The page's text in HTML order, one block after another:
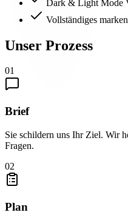
Dark & Light Mode
Vollständiges
Unser Prozess
01
Brief
Sie schildern uns Ihr Ziel. Wir
Fragen.
02
Plan